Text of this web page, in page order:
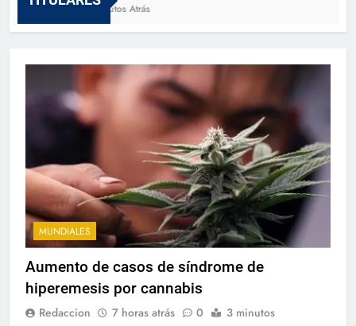
58 Minutos Atrás
MUNDIALES
Aumento de casos de síndrome de
hiperemesis por cannabis
Redaccion 7 horas atrás 0 3 minutos